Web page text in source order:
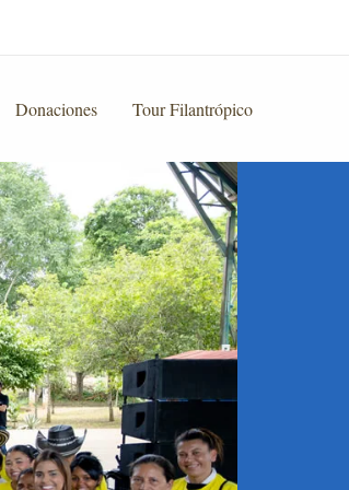
Donaciones Tour Filantrópico